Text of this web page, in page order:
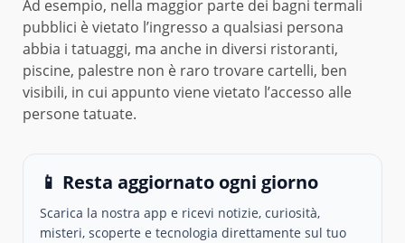
Ad esempio, nella maggior parte dei bagni termali
pubblici è vietato l’ingresso a qualsiasi persona
abbia i tatuaggi, ma anche in diversi ristoranti,
piscine, palestre non è raro trovare cartelli, ben
visibili, in cui appunto viene vietato l’accesso alle
persone tatuate.
📱 Resta aggiornato ogni giorno
Scarica la nostra app e ricevi notizie, curiosità,
misteri, scoperte e tecnologia direttamente sul tuo